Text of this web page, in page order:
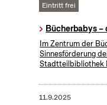
Eintritt frei
Bücherbabys
Im Zentrum der
Sinnesförderung
Stadtteilbibliothek
11.9.2025